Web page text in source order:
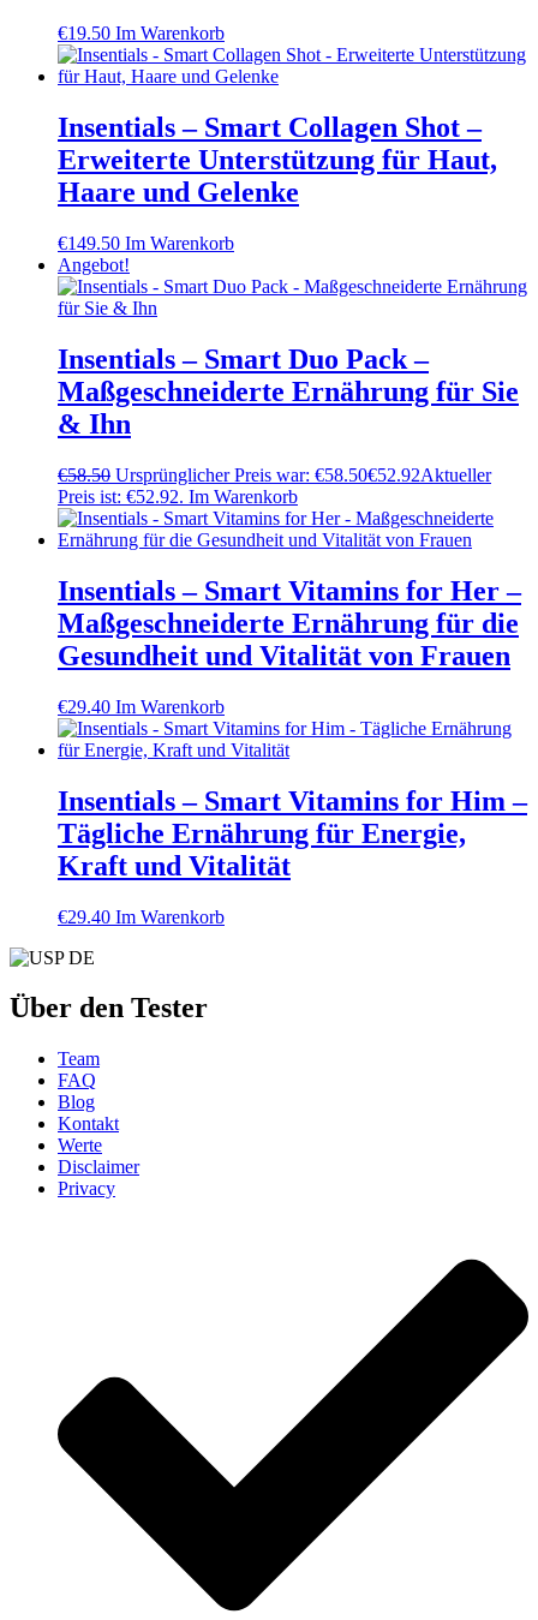
€19.50 Im Warenkorb
Insentials – Smart Collagen Shot –
Erweiterte Unterstützung für Haut,
Haare und Gelenke
€149.50 Im Warenkorb
Angebot!
Insentials – Smart Duo Pack –
Maßgeschneiderte Ernährung für Sie
& Ihn
€58.50 Ursprünglicher Preis war: €58.50€52.92Aktueller
Preis ist: €52.92. Im Warenkorb
Insentials – Smart Vitamins for Her –
Maßgeschneiderte Ernährung für die
Gesundheit und Vitalität von Frauen
€29.40 Im Warenkorb
Insentials – Smart Vitamins for Him –
Tägliche Ernährung für Energie,
Kraft und Vitalität
€29.40 Im Warenkorb
Über den Tester
Team
FAQ
Blog
Kontakt
Werte
Disclaimer
Privacy